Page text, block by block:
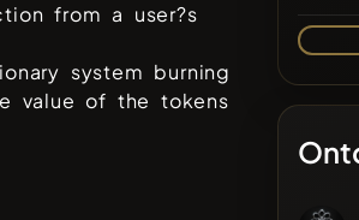
from a user?s
system burning
value of the tokens